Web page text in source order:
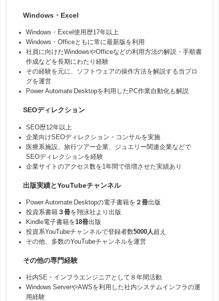
Windows・Excel
Windows・Excel使用歴17年以上
Windows・Officeともに常に最新版を利用
社員に向けたWindowsやOfficeなどの利用方法の解説・手順書
作成などを長期にわたり経験
その経験を元に、ソフトウェアの操作方法を解説する当ブロ
グを運営
Power Automate Desktopを利用したPC作業自動化も解説
SEOディレクション
SEO歴12年以上
企業向けSEOディレクション・コンサルを実施
医療系施設、旅行ツアー企業、ジュエリー関連企業などで
SEOディレクションを経験
企業サイトのアクセス数を1年間で倍増させた実績あり
出版実績とYouTubeチャンネル
Power Automate Desktopの電子書籍を ２冊出版
投資系書籍 ３冊を翔泳社より出版
Kindle電子書籍を18冊出版
投資系YouTubeチャンネルで登録者数5000人 超え
その他、多数のYouTubeチャンネルを運営
その他の専門経験
社内SE・インフラエンジニアとして８年間活動
Windows ServerやAWSを利用した社内システムインフラの運
用経験